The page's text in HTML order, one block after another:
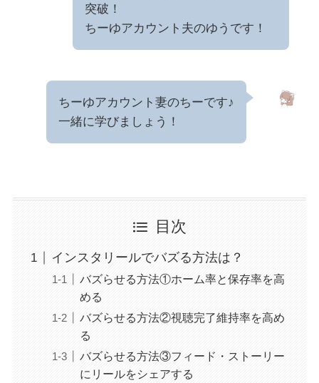
突破！
ちーゆアカウント夫のゆうです！
ちーゆアカウント妻のちーです♪
一緒に学びましょう！
目次
インスタリールでバズる方法は？
バズらせる方法①ホーム率と保存率を高
める
バズらせる方法②視聴完了維持率を高め
る
バズらせる方法③フィード・ストーリー
にリールをシェアする